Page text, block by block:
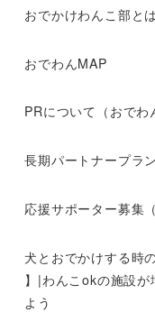
おでかけわんこ部とは
おでわんMAP
PRについて（おでわ
長期パートナープラ
応援サポーター募集
犬とおでかけする時
】|わんこokの施設
よう